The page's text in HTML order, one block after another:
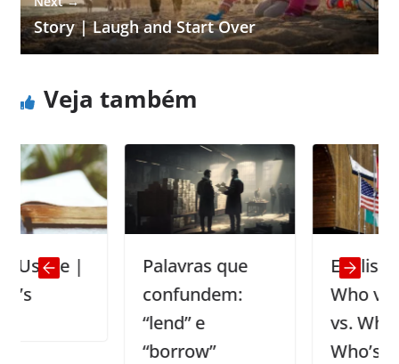
Story | Laugh and Start Over
Veja também
|
Palavras que
confundem:
“lend” e
“borrow”
English
Who vs.
vs. Whose vs.